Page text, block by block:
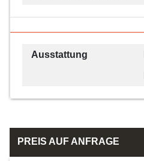
Ausstattung
PREIS AUF ANFRAGE